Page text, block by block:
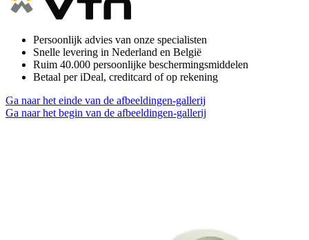
Persoonlijk advies van onze specialisten
Snelle levering in Nederland en België
Ruim 40.000 persoonlijke beschermingsmiddelen
Betaal per iDeal, creditcard of op rekening
Ga naar het einde van de afbeeldingen-gallerij
Ga naar het begin van de afbeeldingen-gallerij